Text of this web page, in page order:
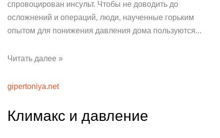
спровоцирован инсульт. Чтобы не доводить до
осложнений и операций, люди, наученные горьким
опытом для понижения давления дома пользуются...
Читать далее »
gipertoniya.net
Климакс и давление